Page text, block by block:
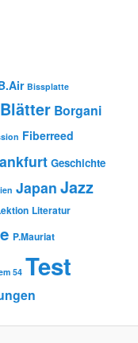
Bissplatte
Blätter Borgani
Fiberreed
Geschichte
Japan Jazz
Literatur
P.Mauriat
54 Test